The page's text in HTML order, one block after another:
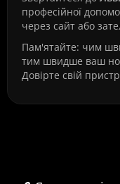
професійної
через сайт або
Пам'ятайте: чим
тим швидше ваш
Довірте свій